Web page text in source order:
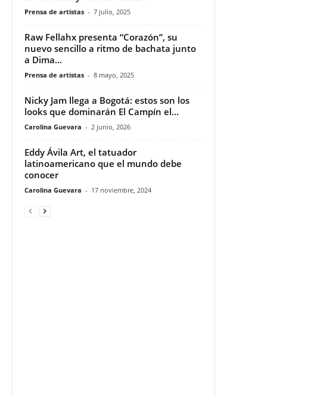
Prensa de artistas - 7 julio, 2025
Raw Fellahx presenta “Corazón”, su
nuevo sencillo a ritmo de bachata junto
a Dima...
Prensa de artistas - 8 mayo, 2025
Nicky Jam llega a Bogotá: estos son los
looks que dominarán El Campín el...
Carolina Guevara - 2 junio, 2026
Eddy Ávila Art, el tatuador
latinoamericano que el mundo debe
conocer
Carolina Guevara - 17 noviembre, 2024